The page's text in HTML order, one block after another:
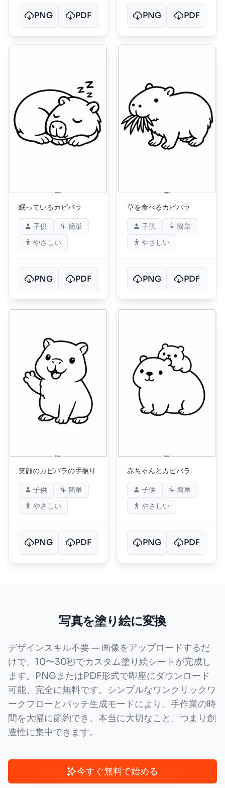
PNG PDF PNG PDF
眠っているカピバラ
子供
簡単
やさしい
PNG PDF
草を食べるカピバラ
子供
簡単
やさしい
PNG PDF
笑顔のカピバラの手振り
子供
簡単
やさしい
PNG PDF
赤ちゃんとカピバラ
子供
簡単
やさしい
PNG PDF
写真を塗り絵に変換
デザインスキル不要 — 画像をアップロードするだ
けで、10〜30秒でカスタム塗り絵シートが完成し
ます。PNGまたはPDF形式で即座にダウンロード
可能、完全に無料です。シンプルなワンクリックワ
ークフローとバッチ生成モードにより、手作業の時
間を大幅に節約でき、本当に大切なこと、つまり創
造性に集中できます。
今すぐ無料で始める